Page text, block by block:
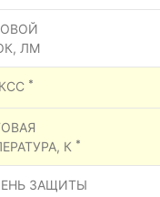
ЛМ
*
К *
ЗАЩИТЫ